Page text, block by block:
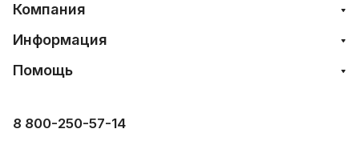
Компания
Информация
Помощь
8 800-250-57-14